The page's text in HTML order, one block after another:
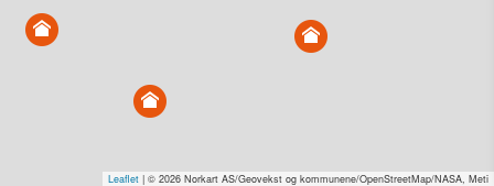
Personvern og vilkår
Leaflet | © 2026 Norkart AS/Geovekst og kommunene/OpenStreetMap/NASA, Meti